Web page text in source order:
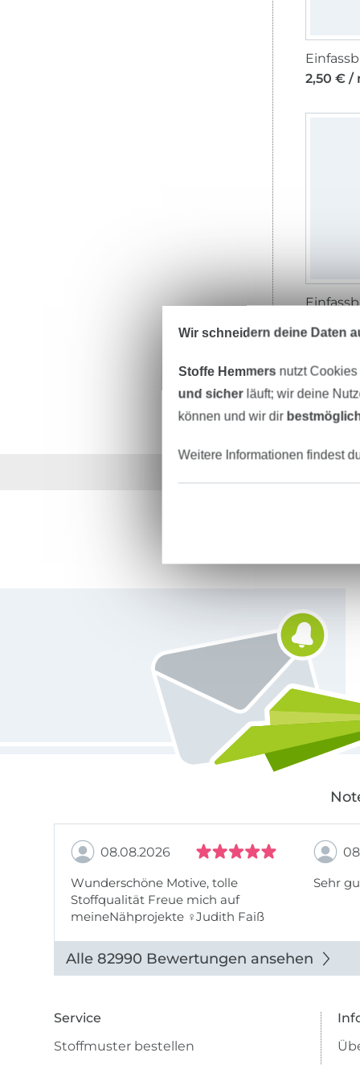
2,50 € /
08.08.2026
Wunderschöne Motive, tolle
Stoffqualität Freue mich auf
meineNähprojekte ♀Judith Faiß
Sehr
Alle 82990 Bewertungen ansehen
Service
Stoffmuster bestellen
Wir schneidern deine Daten
Stoffe Hemmers nutzt
und sicherläuft; wir deine
können und wir dir
Weitere Informationen findest